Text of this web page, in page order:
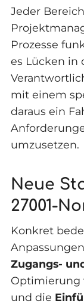
Jeder
Prozesse
es Lücken in
mit einem
daraus ein
umzusetzen.
Neue
27001-
Konkret
Zugangs-
Optimierung
und die